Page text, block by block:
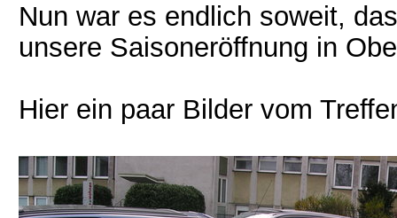
Nun war es endlich soweit,
unsere Saisoneröffnung in
Hier ein paar Bilder vom